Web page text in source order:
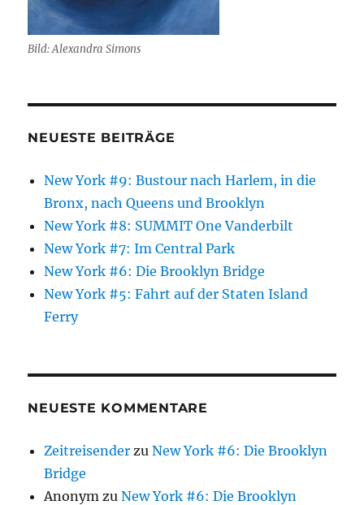
Bild: Alexandra Simons
NEUESTE BEITRÄGE
New York #9: Bustour nach Harlem, in die
Bronx, nach Queens und Brooklyn
New York #8: SUMMIT One Vanderbilt
New York #7: Im Central Park
New York #6: Die Brooklyn Bridge
New York #5: Fahrt auf der Staten Island
Ferry
NEUESTE KOMMENTARE
Zeitreisender zuNew York #6: Die Brooklyn
Bridge
Anonym zuNew York #6: Die Brooklyn